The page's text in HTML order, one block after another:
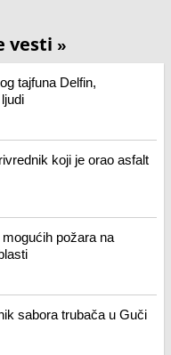
vesti »
tajfuna Delfin,
koji je orao asfalt
požara na
sabora trubača u Guči